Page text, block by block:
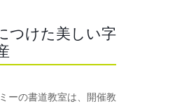
つけた美しい字
ーの書道教室は、開催教